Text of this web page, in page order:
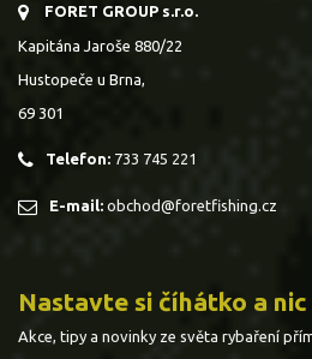
FORET GROUP s.r.o.
Kapitána Jaroše 880/22
Hustopeče u Brna,
69 301
Telefon: 733 745 221
E-mail: obchod@foretfishing.cz
Nastavte si číhátko a
Akce, tipy a novinky ze světa rybaření